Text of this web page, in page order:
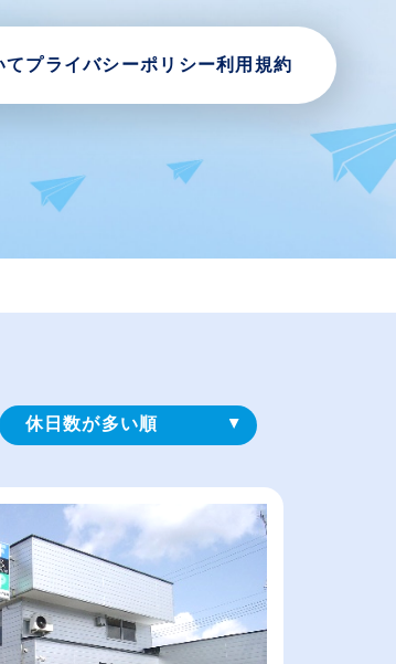
てプライバシーポリシー利用規約
休日数が多い順
給与が高い順
（⾼卒の給与を基準）
従業員が多い順